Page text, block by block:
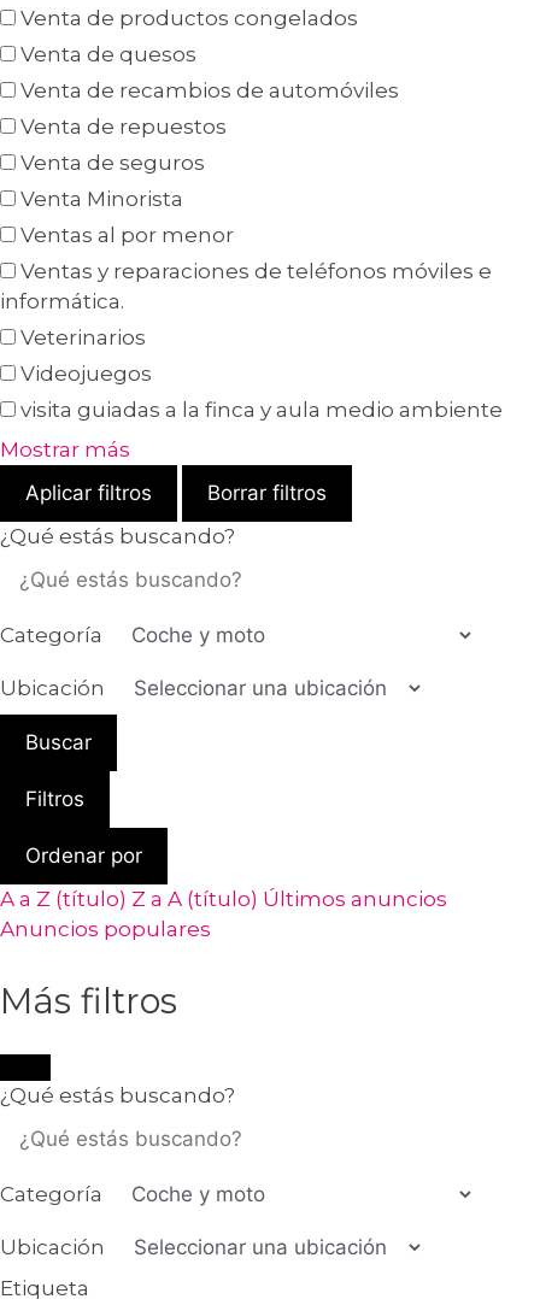
Venta de productos congelados
Venta de quesos
Venta de recambios de automóviles
Venta de repuestos
Venta de seguros
Venta Minorista
Ventas al por menor
Ventas y reparaciones de teléfonos móviles e
informática.
Veterinarios
Videojuegos
visita guiadas a la finca y aula medio ambiente
Mostrar más
Aplicar filtros
Borrar filtros
¿Qué estás buscando?
Categoría
Ubicación
Buscar
Filtros
Ordenar por
A a Z (título) Z a A (título) Últimos anuncios
Anuncios populares
Más filtros
¿Qué estás buscando?
Categoría
Ubicación
Etiqueta